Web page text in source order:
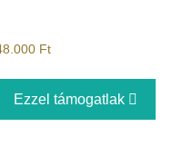
Ft
Ezzel támogatlak